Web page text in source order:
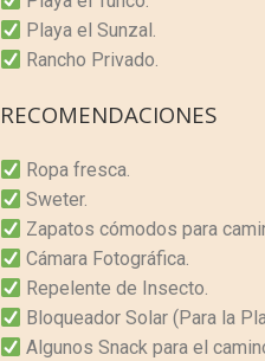
Playa el Sunzal.
Rancho Privado.
RECOMENDACIONES
Ropa fresca.
Sweter.
Zapatos cómodos para
Cámara Fotográfica.
Repelente de Insecto.
Bloqueador Solar (Para la
Algunos Snack para el